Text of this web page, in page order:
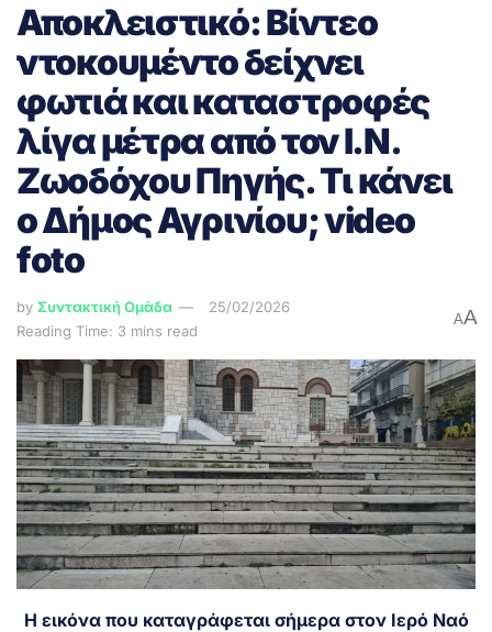
Αποκλειστικό: Βίντεο
ντοκουμέντο δείχνει
φωτιά και καταστροφές
λίγα μέτρα από τον Ι.Ν.
Ζωοδόχου Πηγής. Τι κάνει
ο Δήμος Αγρινίου; video
foto
by Συντακτική Ομάδα
25/02/2026
Reading Time: 3 mins read
AA
Η εικόνα που καταγράφεται σήμερα στονΙερό Ναό